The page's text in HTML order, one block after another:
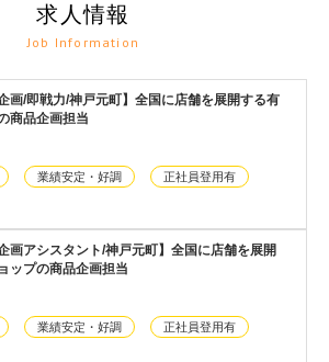
求人情報
Job Information
画/即戦力/神戸元町】全国に店舗を展開する有
商品企画担当
業績安定・好調 正社員登用有
画アシスタント/神戸元町】全国に店舗を展開
ップの商品企画担当
業績安定・好調 正社員登用有